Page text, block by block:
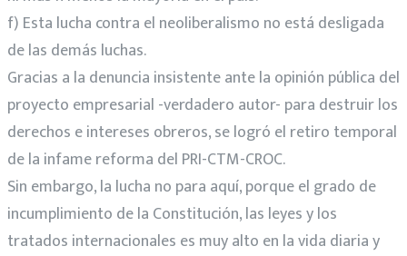
f) Esta lucha contra el neoliberalismo no está desligada
de las demás luchas.
Gracias a la denuncia insistente ante la opinión pública del
proyecto empresarial -verdadero autor- para destruir los
derechos e intereses obreros, se logró el retiro temporal
de la infame reforma del PRI-CTM-CROC.
Sin embargo, la lucha no para aquí, porque el grado de
incumplimiento de la Constitución, las leyes y los
tratados internacionales es muy alto en la vida diaria y